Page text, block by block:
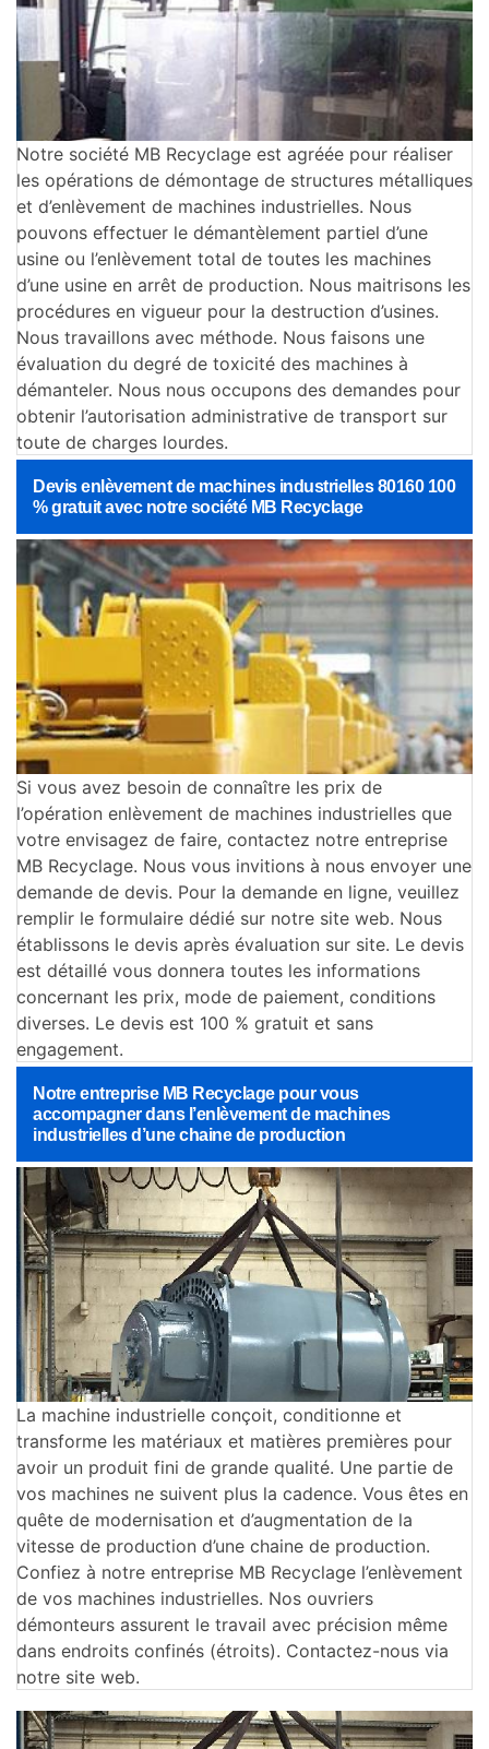
Notre société MB Recyclage est agréée pour réaliser
les opérations de démontage de structures métalliques
et d’enlèvement de machines industrielles. Nous
pouvons effectuer le démantèlement partiel d’une
usine ou l’enlèvement total de toutes les machines
d’une usine en arrêt de production. Nous maitrisons les
procédures en vigueur pour la destruction d’usines.
Nous travaillons avec méthode. Nous faisons une
évaluation du degré de toxicité des machines à
démanteler. Nous nous occupons des demandes pour
obtenir l’autorisation administrative de transport sur
toute de charges lourdes.
Devis enlèvement de machines industrielles 80160 100
% gratuit avec notre société MB Recyclage
Si vous avez besoin de connaître les prix de
l’opération enlèvement de machines industrielles que
votre envisagez de faire, contactez notre entreprise
MB Recyclage. Nous vous invitions à nous envoyer une
demande de devis. Pour la demande en ligne, veuillez
remplir le formulaire dédié sur notre site web. Nous
établissons le devis après évaluation sur site. Le devis
est détaillé vous donnera toutes les informations
concernant les prix, mode de paiement, conditions
diverses. Le devis est 100 % gratuit et sans
engagement.
Notre entreprise MB Recyclage pour vous
accompagner dans l’enlèvement de machines
industrielles d’une chaine de production
La machine industrielle conçoit, conditionne et
transforme les matériaux et matières premières pour
avoir un produit fini de grande qualité. Une partie de
vos machines ne suivent plus la cadence. Vous êtes en
quête de modernisation et d’augmentation de la
vitesse de production d’une chaine de production.
Confiez à notre entreprise MB Recyclage l’enlèvement
de vos machines industrielles. Nos ouvriers
démonteurs assurent le travail avec précision même
dans endroits confinés (étroits). Contactez-nous via
notre site web.